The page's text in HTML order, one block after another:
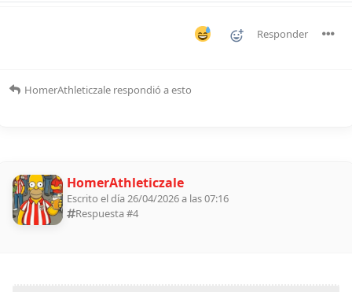
Responder
HomerAthleticzale respondió a esto
HomerAthleticzale
Escrito el día 26/04/2026 a las 07:16
Respuesta #4